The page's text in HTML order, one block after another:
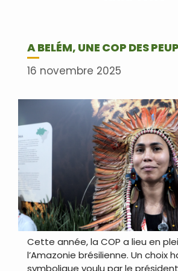
A BELÉM, UNE COP DES
16 novembre 2025
Cette année, la COP a lieu en
l’Amazonie brésilienne. Un choix